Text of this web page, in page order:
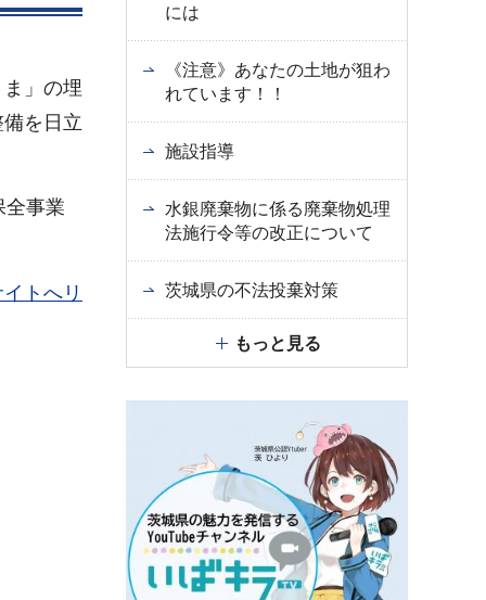
」の埋
を日立
全事業
トへリ
には
《注意》あなたの土地が狙わ
れています！！
施設指導
水銀廃棄物に係る廃棄物処理
法施行令等の改正について
茨城県の不法投棄対策
もっと見る